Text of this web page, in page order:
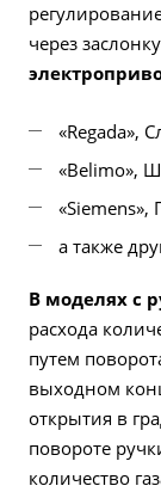
через
«Regada»,
«Belimo»,
«Siemens»,
а также
В моделях с
расхода
путем
выходном
открытия в
повороте
количество